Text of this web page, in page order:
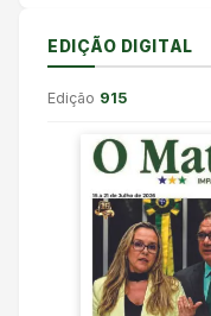
EDIÇÃO DIGITAL
Edição 915